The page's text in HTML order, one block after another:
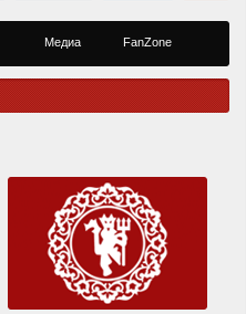
Медиа FanZone